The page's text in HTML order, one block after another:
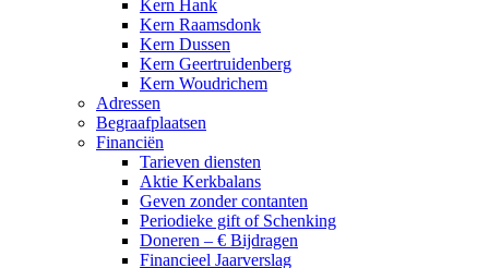
Kern Hank
Kern Raamsdonk
Kern Dussen
Kern Geertruidenberg
Kern Woudrichem
Adressen
Begraafplaatsen
Financiën
Tarieven diensten
Aktie Kerkbalans
Geven zonder contanten
Periodieke gift of Schenking
Doneren – € Bijdragen
Financieel Jaarverslag